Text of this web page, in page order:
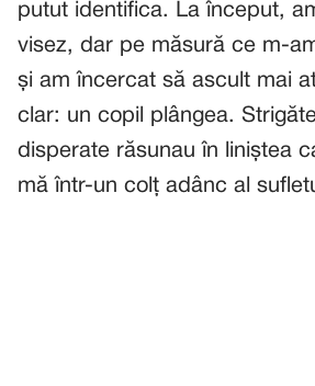
putut identifica. La început,
visez, dar pe măsură ce m-
și am încercat să ascult mai
clar: un copil plângea.
disperate răsunau în liniștea
mă într-un colț adânc al